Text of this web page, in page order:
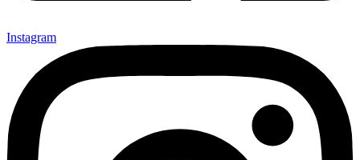
Instagram